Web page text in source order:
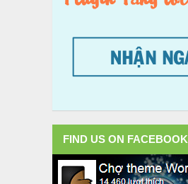
FIND US ON FACEBOOK